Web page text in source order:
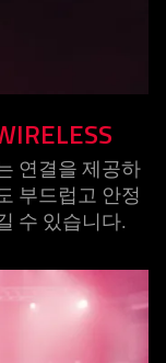
연결을 제공하
부드럽고 안정
수 있습니다.